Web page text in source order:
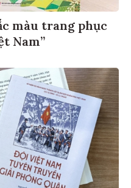
màu trang phục
Nam”